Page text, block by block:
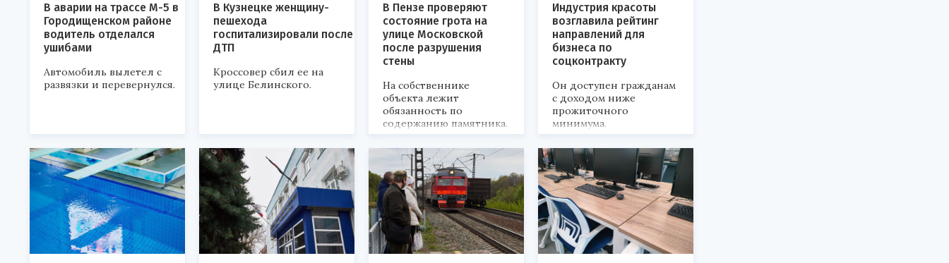
В аварии на трассе М-5 в
Городищенском районе
водитель отделался
ушибами
Автомобиль вылетел с
развязки и перевернулся.
В Кузнецке женщину-
пешехода
госпитализировали после
ДТП
Кроссовер сбил ее на
улице Белинского.
В Пензе проверяют
состояние грота на
улице Московской
после разрушения
стены
На собственнике
объекта лежит
обязанность по
содержанию памятника.
Индустрия красоты
возглавила рейтинг
направлений для
бизнеса по
соцконтракту
Он доступен гражданам
с доходом ниже
прожиточного
минимума.